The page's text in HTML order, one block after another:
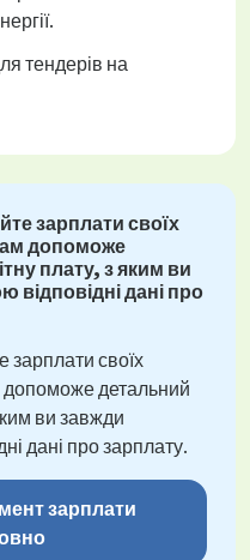
тендерів на
зарплати своїх
допоможе
плату, з яким ви
відповідні дані про
своїх
допоможе детальний
ви завжди
дані про зарплату.
зарплати